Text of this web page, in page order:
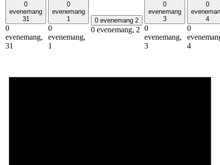
0
evenemang
31
0
evenemang,
31
0
evenemang
1
0
evenemang,
1
0 evenemang 2
0 evenemang, 2
0
evenemang
3
0
evenemang,
3
0
4
0
4